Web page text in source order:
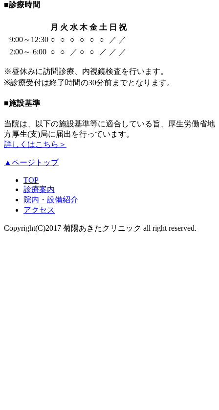
■診療時間
月 火 水 木 金 土 日 祝
9:00～12:30 ○ ○ ○ ○ ○ ○ ／ ／
2:00～ 6:00 ○ ○ ／ ○ ○ ／ ／ ／
※昼休みに訪問診療、内視鏡検査を行います。
※診療受付は終了時間の30分前までとなります。
■施設基準
当院は、以下の施設基準等に適合している旨、厚生労働省地
方厚生(支)局に届出を行っています。
詳しくはこちら＞
▲ページトップ
TOP
診療案内
院内・設備紹介
アクセス
Copyright(C)2017 菊陽あきたクリニック all right reserved.